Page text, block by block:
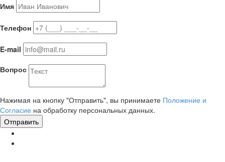
Имя
Телефон
E-mail
Вопрос
Нажимая на кнопку "Отправить", вы принимаете Положение и
Согласие на обработку персональных данных.
Отправить